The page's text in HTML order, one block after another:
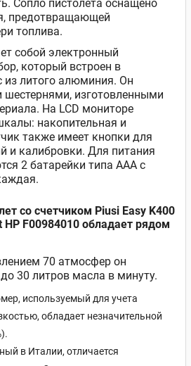
Сопло пистолета оснащено
предотвращающей
топлива.
собой электронный
который встроен в
из литого алюминия. Он
изготовленными
На LCD мониторе
накопительная и
также имеет кнопки для
и калибровки. Для питания
2 батарейки типа ААА с
со счетчиком Piusi Easy K400
HP F00984010 обладает рядом
70 атмосфер он
30 литров масла в минуту.
используемый для учета
обладает незначительной
в Италии, отличается